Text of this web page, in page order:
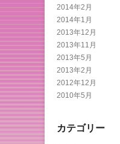
2014年2月
2014年1月
2013年12月
2013年11月
2013年5月
2013年2月
2012年12月
2010年5月
カテゴリー